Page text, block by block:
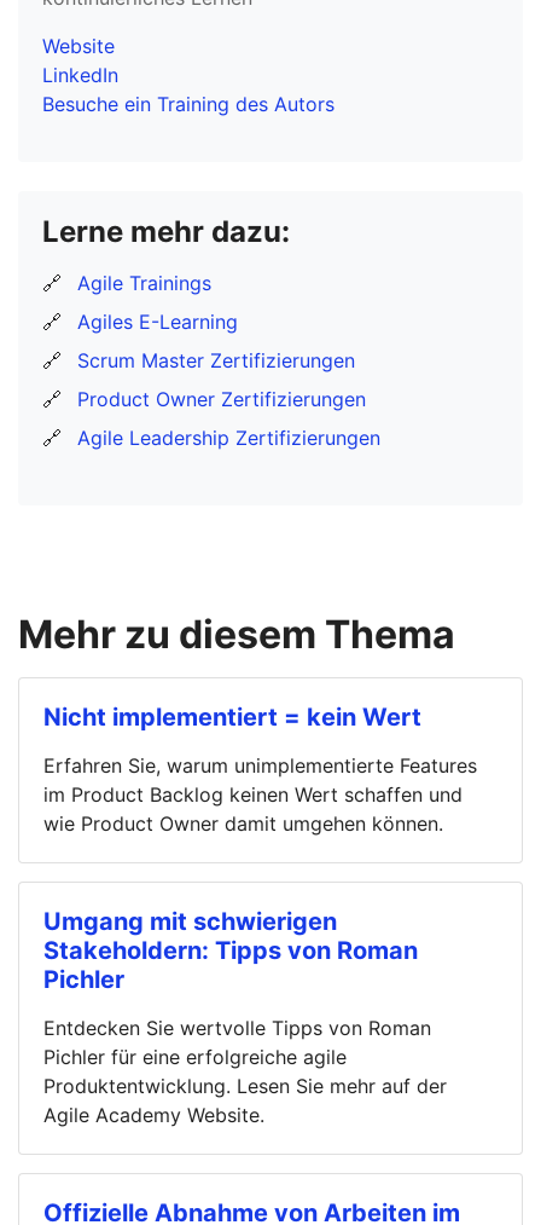
Website
LinkedIn
Besuche ein Training des Autors
Lerne mehr dazu:
🔗
Agile Trainings
🔗
Agiles E-Learning
🔗
Scrum Master Zertifizierungen
🔗
Product Owner Zertifizierungen
🔗
Agile Leadership Zertifizierungen
Mehr zu diesem Thema
Nicht implementiert = kein Wert
Erfahren Sie, warum unimplementierte Features
im Product Backlog keinen Wert schaffen und
wie Product Owner damit umgehen können.
Umgang mit schwierigen
Stakeholdern: Tipps von Roman
Pichler
Entdecken Sie wertvolle Tipps von Roman
Pichler für eine erfolgreiche agile
Produktentwicklung. Lesen Sie mehr auf der
Agile Academy Website.
Offizielle Abnahme von Arbeiten im